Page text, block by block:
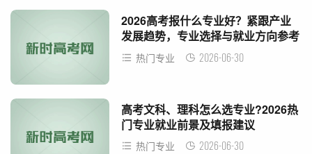
2026高考报什么专业好？紧跟产业
发展趋势，专业选择与就业方向参考
热门专业 2026-06-30
高考文科、理科怎么选专业?2026热
门专业就业前景及填报建议
热门专业 2026-06-30